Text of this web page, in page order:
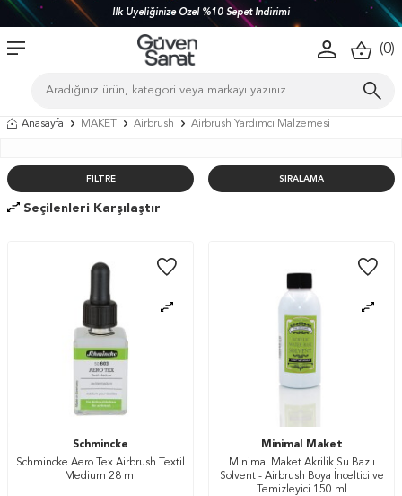
İlk Üyeliğinize Özel %10 Sepet İndirimi
(0)
Anasayfa MAKET Airbrush Airbrush Yardımcı Malzemesi
FILTRE SIRALAMA
Seçilenleri Karşılaştır
Schmincke
Schmincke Aero Tex Airbrush Textil
Medium 28 ml
Minimal Maket
Minimal Maket Akrilik Su Bazlı
Solvent - Airbrush Boya İnceltici ve
Temizleyici 150 ml